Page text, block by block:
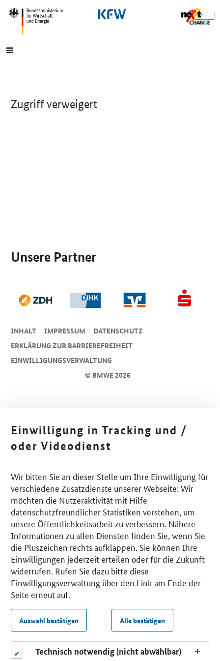
SrOnlyNavigation
Hauptmenü
Zugriff verweigert
Unsere Partner
© BMWE 2026
INHALT IMPRESSUM
DA­TEN­SCHUTZ
ERKLÄRUNG ZUR BARRIEREFREIHEIT
EINWILLIGUNGSVERWALTUNG
Einwilligung in Tracking und /
oder Videodienst
Wir bitten Sie an dieser Stelle um Ihre Einwilligung für
verschiedene Zusatzdienste unserer Webseite: Wir
möchten die Nutzeraktivität mit Hilfe
datenschutzfreundlicher Statistiken verstehen, um
unsere Öffentlichkeitsarbeit zu verbessern. Nähere
Informationen zu allen Diensten finden Sie, wenn Sie
die Pluszeichen rechts aufklappen. Sie können Ihre
Einwilligungen jederzeit erteilen oder für die Zukunft
widerrufen. Rufen Sie dazu bitte diese
Einwilligungsverwaltung über den Link am Ende der
Seite erneut auf.
Auswahl bestätigen Alle bestätigen
Technisch notwendig (nicht abwählbar)